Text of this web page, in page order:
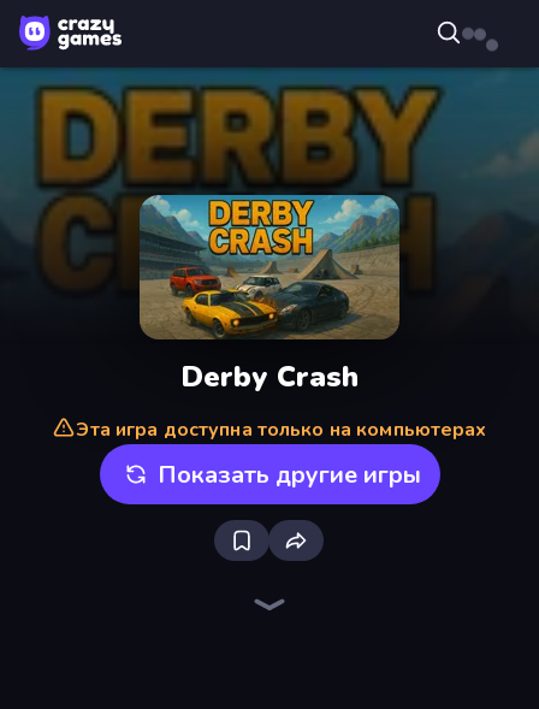
Derby Crash
Эта игра доступна только на компьютерах
Показать другие игры